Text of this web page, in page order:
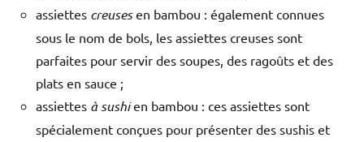
assiettes creusesen bambou : également connues
sous le nom de bols, les assiettes creuses sont
parfaites pour servir des soupes, des ragoûts et des
plats en sauce ;
assiettes à sushien bambou : ces assiettes sont
spécialement conçues pour présenter des sushis et